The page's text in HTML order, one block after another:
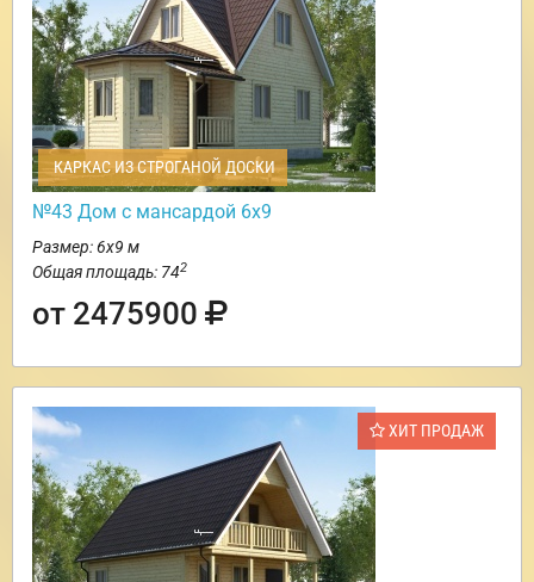
КАРКАС ИЗ СТРОГАНОЙ ДОСКИ
№43 Дом с мансардой 6х9
Размер: 6х9 м
Общая площадь: 742
от 2475900
ХИТ ПРОДАЖ